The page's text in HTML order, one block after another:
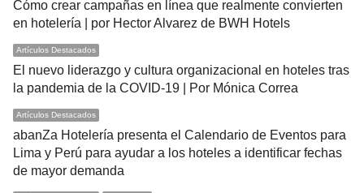
Cómo crear campañas en línea que realmente convierten
en hotelería | por Hector Alvarez de BWH Hotels
Artículos Destacados
El nuevo liderazgo y cultura organizacional en hoteles tras
la pandemia de la COVID-19 | Por Mónica Correa
Artículos Destacados
abanZa Hotelería presenta el Calendario de Eventos para
Lima y Perú para ayudar a los hoteles a identificar fechas
de mayor demanda